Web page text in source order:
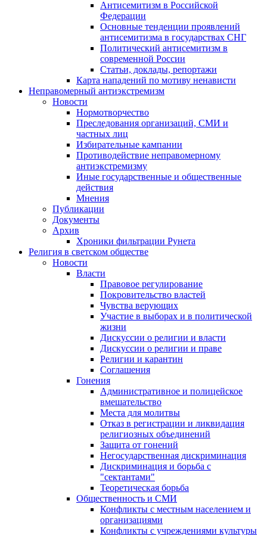
Антисемитизм в Российской
Федерации
Основные тенденции проявлений
антисемитизма в государствах СНГ
Политический антисемитизм в
современной России
Статьи, доклады, репортажи
Карта нападений по мотиву ненависти
Неправомерный антиэкстремизм
Новости
Нормотворчество
Преследования организаций, СМИ и
частных лиц
Избирательные кампании
Противодействие неправомерному
антиэкстремизму
Иные государственные и общественные
действия
Мнения
Публикации
Документы
Архив
Хроники фильтрации Рунета
Религия в светском обществе
Новости
Власти
Правовое регулирование
Покровительство властей
Чувства верующих
Участие в выборах и в политической
жизни
Дискуссии о религии и власти
Дискуссии о религии и праве
Религии и карантин
Соглашения
Гонения
Административное и полицейское
вмешательство
Места для молитвы
Отказ в регистрации и ликвидация
религиозных объединений
Защита от гонений
Негосударственная дискриминация
Дискриминация и борьба с
"сектантами"
Теоретическая борьба
Общественность и СМИ
Конфликты с местным населением и
организациями
Конфликты с учреждениями культуры